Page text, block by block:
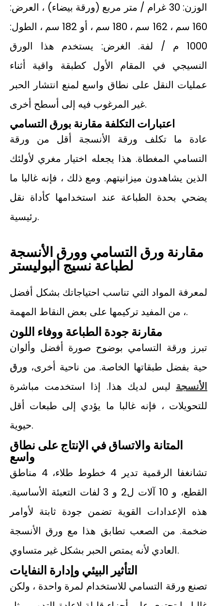
الوزن: 30 غرام / متر مربع (ورقة بيضاء) ، العرض:
160 سم ، 162 سم ، 180 سم ، أو 182 سم ، الطول:
1000 م / لفة. الغرض: يستخدم هذا الورق
النسيجي في المقام الأول كطبقة واقية أثناء
عمليات النقل على نطاق واسع لمنع انتشار الحبر
غير المرغوب فيه إلى أسطح أخرى.
اعتبارات التكلفة مقارنة بورق التسامي
عادة ما تكلف ورقة الأنسجة أقل من ورقة
التسامي المغطاة. هذا يجعله اختيار مغري لأولئك
الذين يشاهدون ميزانيتهم. ومع ذلك ، فإنه غالبا ما
يضحي بحدة الطباعة عند استخدامها كأداة نقل
رئيسية.
مقارنة ورق التسامي وورق الأنسجة
لطباعة نسيج البوليستر
لمعرفة المواد التي تناسب احتياجاتك بشكل أفضل
، من المفيد تركيمها على بعض النقاط المهمة.
مقارنة جودة الطباعة ووفاء اللون
تبرز ورقة التسامي بوضوح صورة أفضل وألوان
حية بفضل طبقاتها الخاصة. من ناحية أخرى، ورق
الأنسجة ليس لديك هذا. إذا استخدمت مباشرة
للتحويلات ، فإنه غالبا ما يؤدي إلى طبعات أقل
حيوية.
المتانة والاتساق في الإنتاج على نطاق
واسع
تشانغفا الرقمية تدير 4 خطوط طلاء، 4 مناطق
القطع، و 10 آلات ل2 و 3 لفات التعبئة الأساسية.
هذه الإعدادات القوية تضمن جودة ثابتة لأوامر
ضخمة. من الصعب تطابق هذا مع ورق الأنسجة
العادي لأنه يمتص الحبر بشكل غير متساوي.
التأثير البيئي وإدارة النفايات
تصنع ورقة التسامي للاستخدام لمرة واحدة ، ولكن